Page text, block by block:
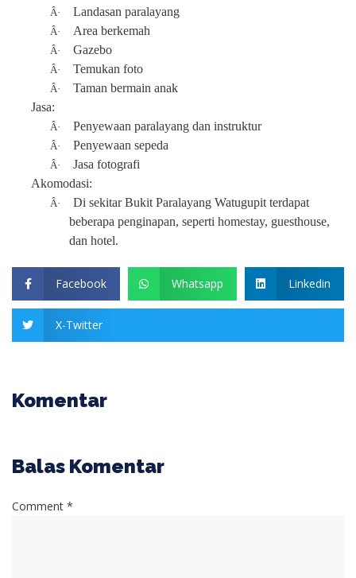
Â· Landasan paralayang
Â· Area berkemah
Â· Gazebo
Â· Temukan foto
Â·
Taman bermain anak
Jasa:
Â· Penyewaan paralayang dan instruktur
Â· Penyewaan sepeda
Â·
Jasa fotografi
Akomodasi:
Â·
Di sekitar Bukit Paralayang Watugupit terdapat
beberapa penginapan, seperti homestay, guesthouse,
dan hotel.
Facebook Whatsapp Linkedin
X-Twitter
Komentar
Balas Komentar
Comment *